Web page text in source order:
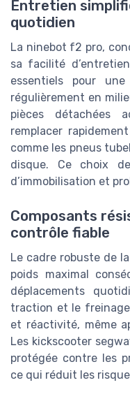
Entretien
quotidien
La ninebot f2 pro,
sa facilité
essentiels pour
régulièrement en
pièces détachées
remplacer
comme les pneus
disque. Ce choix
d’immobilisation et
Composants
contrôle fiable
Le cadre robuste de
poids maximal
déplacements
traction et le
et réactivité, même
Les kickscooter
protégée contre les
ce qui réduit les